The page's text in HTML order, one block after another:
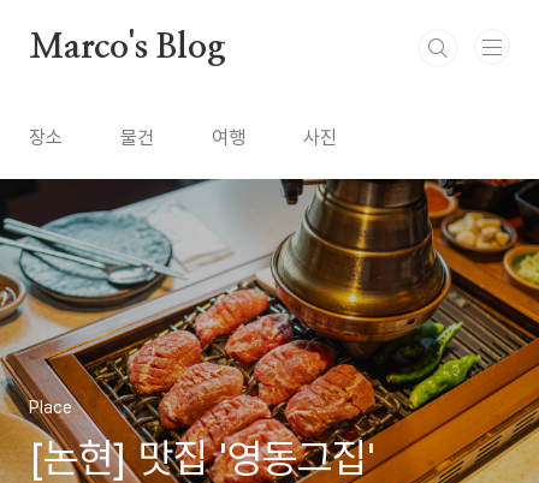
Marco's Blog
장소 물건 여행 사진
Place
[논현] 맛집 '영동그집'